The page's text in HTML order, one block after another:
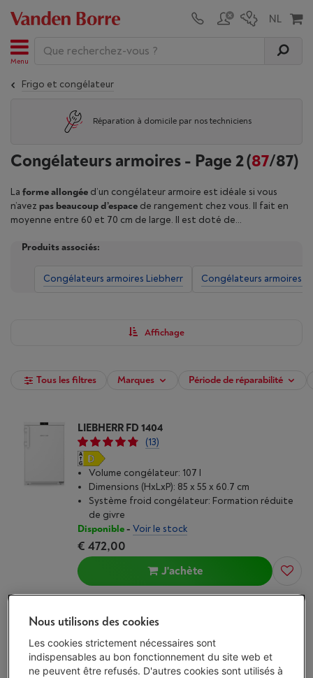
Menu
Frigo et congélateur
Réparation à domicile par nos techniciens
Congélateurs armoires - Page 2(87/87)
La forme allongée d’un congélateur armoire est idéale si vous
n’avez pas beaucoup d’espace de rangement chez vous. Il fait en
moyenne entre 60 et 70 cm de large. Il est doté de
facilement vosaliments congelés
Vous souhaitez payer votre congélateur écologique avec des
yer uniquement avec des éco-chèques
Produits associés:
Congélateurs armoires Liebherr Congélateurs armoires
Affichage
Tous les filtres Marques Période de réparabilité
LIEBHERR FD 1404
(13)
Volume congélateur: 107 l
Dimensions (HxLxP): 85 x 55 x 60.7 cm
Système froid congélateur: Formation réduite
de givre
Disponible- Voir le stock
€ 472,00
J'achète
PROLINE UFZ171
(15)
Nous utilisons des cookies
Les cookies strictement nécessaires sont
indispensables au bon fonctionnement du site web et
ne peuvent être refusés. D'autres cookies sont utilisés à